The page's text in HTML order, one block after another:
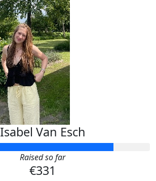
Isabel Van Esch
Raised so far
€331